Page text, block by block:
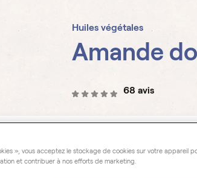
Huiles végétales
Amande
68 avis
Notre huile végétale
», vous acceptez le stockage de cookies sur votre appareil
et contribuer à nos efforts de marketing.